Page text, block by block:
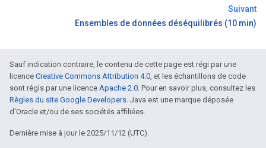
Suivant
Ensembles de données déséquilibrés (10 min)
Sauf indication contraire, le contenu de cette page est régi par une
licence Creative Commons Attribution 4.0 , et les échantillons de code
sont régis par une licence Apache 2.0 . Pour en savoir plus, consultez les
Règles du site Google Developers . Java est une marque déposée
d'Oracle et/ou de ses sociétés affiliées.
Dernière mise à jour le 2025/11/12 (UTC).